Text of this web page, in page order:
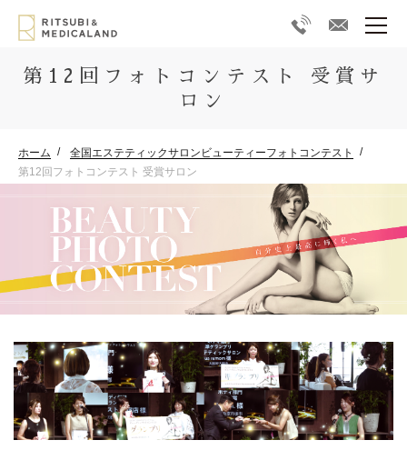
第12回フォトコンテスト 受賞サ
ロン
ホーム
全国エステティックサロンビューティーフォトコンテスト
第12回フォトコンテスト 受賞サロン